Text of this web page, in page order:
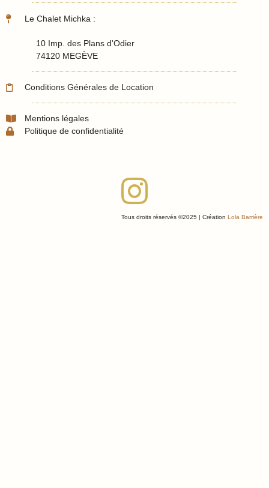
Le Chalet Michka :
10 Imp. des Plans d'Odier
74120 MEGÈVE
Conditions Générales de Location
Mentions légales
Politique de confidentialité
Tous droits réservés ©2025 | Création Lola Barrière